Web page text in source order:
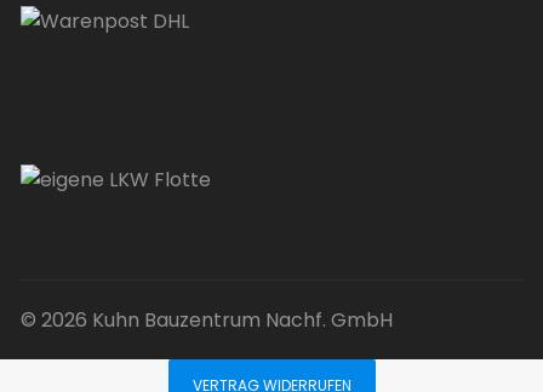
© 2026 Kuhn Bauzentrum Nachf. GmbH
VERTRAG WIDERRUFEN